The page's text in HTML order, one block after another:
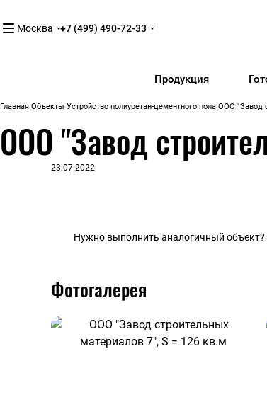
Москва +7 (499) 490-72-33
Продукция
Главная Объекты Устройство полиуретан-цементного пола ООО "Завод
ООО "Завод
23.07.2022
Нужно выполнить аналогичный
Фотогалерея